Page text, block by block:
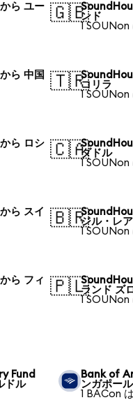
ら ユー 🇬🇧ンド
1
ら 中国
🇹🇷コリラ
1 SOUNon
ら ロシ 🇨🇦ダドル
1 SOUNon
ら スイ
🇧🇷ジル・レ
1 SOUNon
ら フィ
🇵🇱ランド ズ
1 SOUNon
Fund
ドル
Bank of
ンガポー
1 BACon